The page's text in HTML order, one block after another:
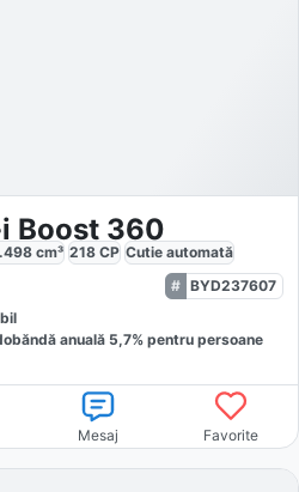
i Boost 360
cm³ 218 CP Cutie automată
BYD237607
anuală 5,7% pentru persoane
Mesaj Favorite